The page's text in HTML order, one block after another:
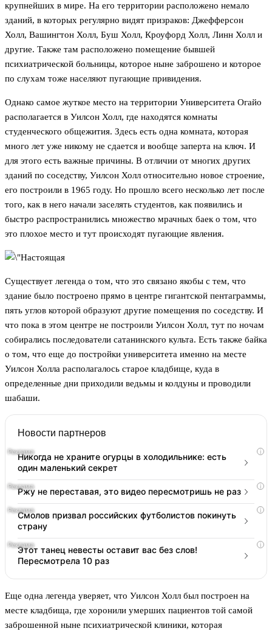
крупнейших в мире. На его территории расположено немало
зданий, в которых регулярно видят призраков: Джефферсон
Холл, Вашингтон Холл, Буш Холл, Кроуфорд Холл, Линн Холл и
другие. Также там расположено помещение бывшей
психиатрической больницы, которое ныне заброшено и которое
по слухам тоже населяют пугающие привидения.
Однако самое жуткое место на территории Университета Огайо
располагается в Уилсон Холл, где находятся комнаты
студенческого общежития. Здесь есть одна комната, которая
много лет уже никому не сдается и вообще заперта на ключ. И
для этого есть важные причины. В отличии от многих других
зданий по соседству, Уилсон Холл относительно новое строение,
его построили в 1965 году. Но прошло всего несколько лет после
того, как в него начали заселять студентов, как появились и
быстро распространились множество мрачных баек о том, что
это плохое место и тут происходят пугающие явления.
Существует легенда о том, что это связано якобы с тем, что
здание было построено прямо в центре гигантской пентаграммы,
пять углов которой образуют другие помещения по соседству. И
что пока в этом центре не построили Уилсон Холл, тут по ночам
собирались последователи сатанинского культа. Есть также байка
о том, что еще до постройки университета именно на месте
Уилсон Холла располагалось старое кладбище, куда в
определенные дни приходили ведьмы и колдуны и проводили
шабаши.
Новости партнеров
i
Никогда не храните огурцы в холодильнике: есть
один маленький секрет
i
Ржу не переставая, это видео пересмотришь не раз
i
Смолов призвал российских футболистов покинуть
страну
i
Этот танец невесты оставит вас без слов!
Пересмотрела 10 раз
Еще одна легенда уверяет, что Уилсон Холл был построен на
месте кладбища, где хоронили умерших пациентов той самой
заброшенной ныне психиатрической клиники, которая